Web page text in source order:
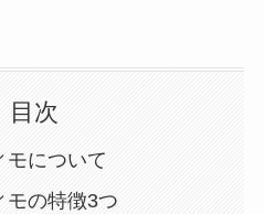
目次
モについて
モの特徴3つ